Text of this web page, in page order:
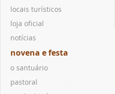
locais turísticos
loja oficial
notícias
novena e festa
o santuário
pastoral